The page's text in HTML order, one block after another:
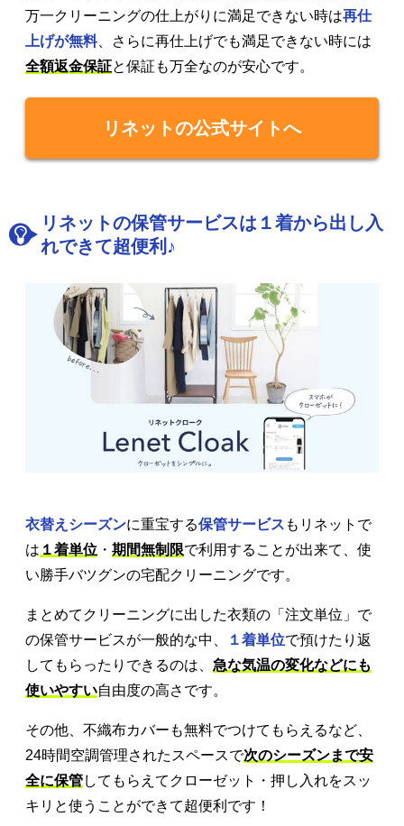
万一クリーニングの仕上がりに満足できない時は再仕
上げが無料、さらに再仕上げでも満足できない時には
全額返金保証と保証も万全なのが安心です。
リネットの公式サイトへ
リネットの保管サービスは１着から出し入
れできて超便利♪
衣替えシーズンに重宝する保管サービス もリネットで
は １着単位 ・ 期間無制限で利用することが出来て、使
い勝手バツグンの宅配クリーニングです。
まとめてクリーニングに出した衣類の「注文単位」で
の保管サービスが一般的な中、
１着単位で預けたり返
してもらったりできるのは、 急な気温の変化などにも
使いやすい自由度の高さです。
その他、不織布カバーも無料でつけてもらえるなど、
24時間空調管理されたスペースで次のシーズンまで安
全に保管してもらえてクローゼット・押し入れをスッ
キリと使うことができて超便利です！